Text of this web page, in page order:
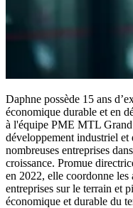
Daphne possède 15 ans
économique durable et en
à l'équipe PME MTL Grand
développement industriel et
nombreuses entreprises
croissance. Promue
en 2022, elle coordonne les
entreprises sur le terrain et
économique et durable du